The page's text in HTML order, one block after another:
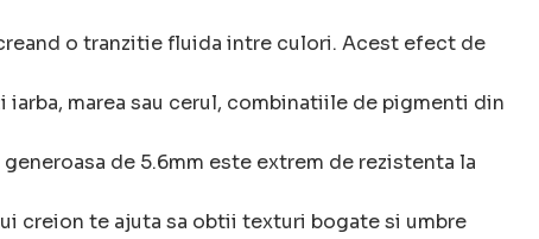
o tranzitie fluida intre culori. Acest efect de
marea sau cerul, combinatiile de pigmenti din
de 5.6mm este extrem de rezistenta la
creion te ajuta sa obtii texturi bogate si umbre